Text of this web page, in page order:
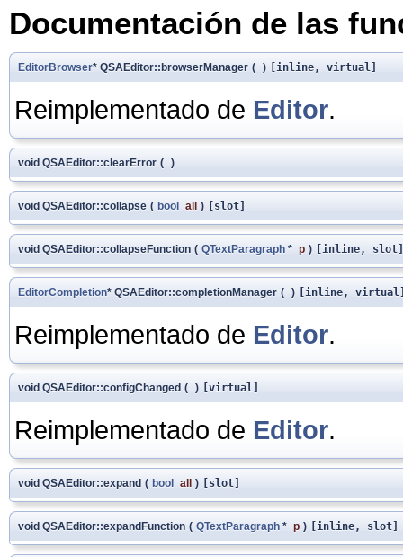
Documentación de las
EditorBrowser* QSAEditor::browserManager ( ) [inline, virtual]
Reimplementado de Editor.
void QSAEditor::clearError ( )
void QSAEditor::collapse ( bool all ) [slot]
void QSAEditor::collapseFunction ( QTextParagraph * p ) [inline, slot]
EditorCompletion* QSAEditor::completionManager ( ) [inline,
Reimplementado de Editor.
void QSAEditor::configChanged ( ) [virtual]
Reimplementado de Editor.
void QSAEditor::expand ( bool all ) [slot]
void QSAEditor::expandFunction ( QTextParagraph * p ) [inline, slot]